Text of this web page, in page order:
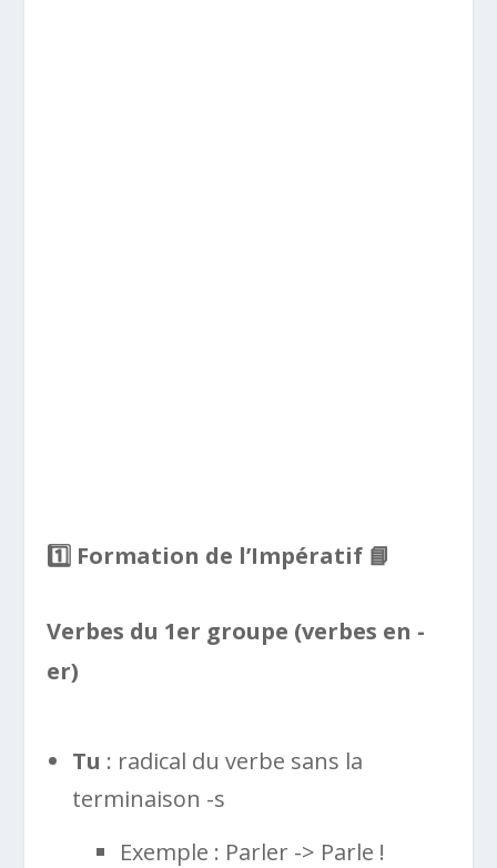
1️ ⃣ Formation de l’Impératif 📘
Verbes du 1er groupe (verbes en -
er)
Tu : radical du verbe sans la
terminaison -s
Exemple : Parler -> Parle !